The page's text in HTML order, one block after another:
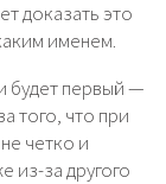
доказать это
именем.
будет первый —
того, что при
четко и
из-за другого